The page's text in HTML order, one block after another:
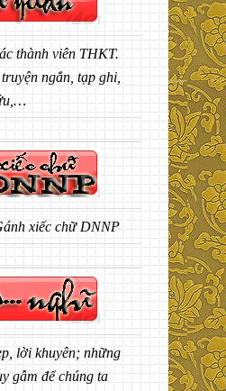
thành viên THKT.
ngắn, tạp ghi,
xiếc chữ DNNP
lời khuyên; những
gẫm để chúng ta